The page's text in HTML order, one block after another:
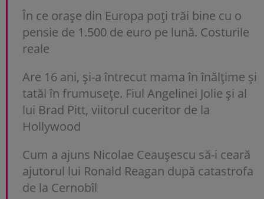
În ce orașe din Europa poți trăi bine cu o
pensie de 1.500 de euro pe lună. Costurile
reale
Are 16 ani, și-a întrecut mama în înălțime și
tatăl în frumusețe. Fiul Angelinei Jolie și al
lui Brad Pitt, viitorul cuceritor de la
Hollywood
Cum a ajuns Nicolae Ceaușescu să-i ceară
ajutorul lui Ronald Reagan după catastrofa
de la Cernobîl